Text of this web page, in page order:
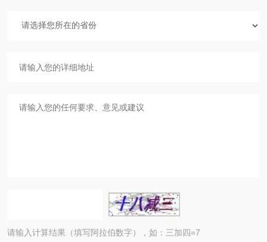
请输入计算结果（填写阿拉伯数字），如：三加四=7